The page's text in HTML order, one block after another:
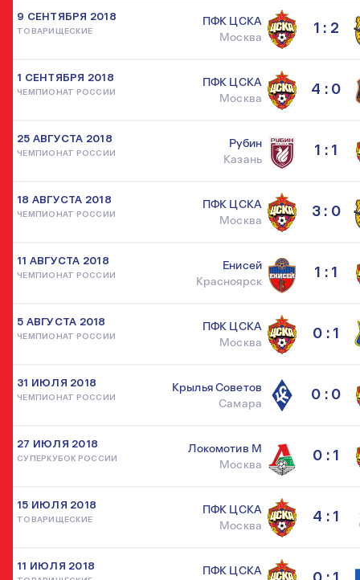
9 СЕНТЯБРЯ 2018
ТОВАРИЩЕСКИЕ
ПФК ЦСКА
Москва
1 : 2
1 СЕНТЯБРЯ 2018
ЧЕМПИОНАТ РОССИИ
ПФК ЦСКА
Москва
4 : 0
25 АВГУСТА 2018
ЧЕМПИОНАТ РОССИИ
Рубин
Казань
1 : 1
18 АВГУСТА 2018
ЧЕМПИОНАТ РОССИИ
ПФК ЦСКА
Москва
3 : 0
11 АВГУСТА 2018
ЧЕМПИОНАТ РОССИИ
Енисей
Красноярск
1 : 1
5 АВГУСТА 2018
ЧЕМПИОНАТ РОССИИ
ПФК ЦСКА
Москва
0 : 1
31 ИЮЛЯ 2018
ЧЕМПИОНАТ РОССИИ
Крылья Советов
Самара
0 : 0
27 ИЮЛЯ 2018
СУПЕРКУБОК РОССИИ
Локомотив М
Москва
0 : 1
15 ИЮЛЯ 2018
ТОВАРИЩЕСКИЕ
ПФК ЦСКА
Москва
4 : 1
11 ИЮЛЯ 2018
ПФК ЦСКА